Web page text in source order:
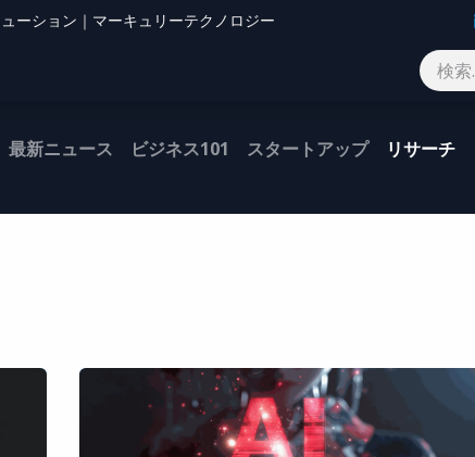
ーション｜マーキュリーテクノロジー
最新ニュース ビジネス101 スタートアップ
リサーチ